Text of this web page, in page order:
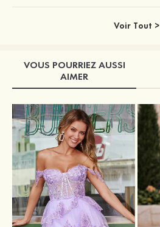
Voir Tout >
VOUS POURRIEZ AUSSI
AIMER